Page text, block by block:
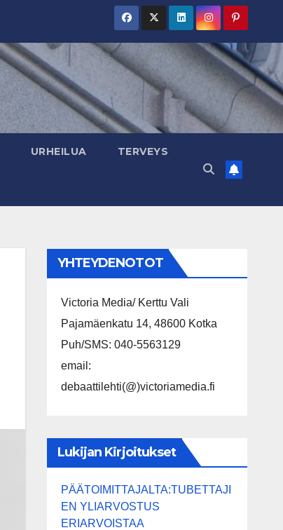
URHEILUA TERVEYS
YHTEYDENOTOT
Victoria Media/ Kerttu Vali
Pajamäenkatu 14, 48600 Kotka
Puh/SMS: 040-5563129
email:
debaattilehti(@)victoriamedia.fi
Lukijan Kirjoitukset
PÄÄTOIMITTAJALTA:TUBETTAJI
EN YLIARVOSTUS
ERIARVOISTAA